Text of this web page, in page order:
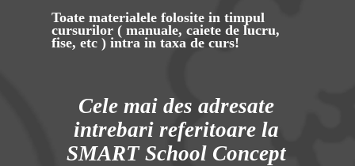
Toate materialele folosite in timpul
cursurilor ( manuale, caiete de lucru,
fise, etc ) intra in taxa de curs!
Cele mai des adresate
intrebari referitoare la
SMART School Concept